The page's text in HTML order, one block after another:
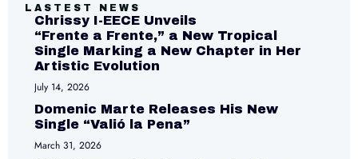
LASTEST NEWS
Chrissy I-EECE Unveils
“Frente a Frente,” a New Tropical
Single Marking a New Chapter in Her
Artistic Evolution
July 14, 2026
Domenic Marte Releases His New
Single “Valió la Pena”
March 31, 2026